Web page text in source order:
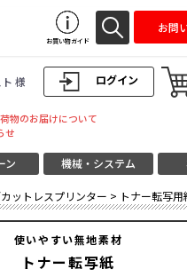
ログイン
様
お買い物ガイド
お問
物のお届けについて
せ
ン 機械・システム
ットレスプリンター > トナー転写用
使いやすい無地素材
トナー転写紙